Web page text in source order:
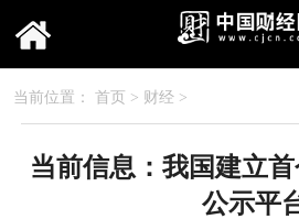
当前位置： 首页 > 财经>
当前信息：我国建立
公示平